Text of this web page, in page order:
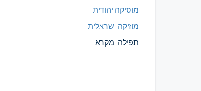
מוסיקה יהודית
מוזיקה ישראלית
תפילה ומקרא